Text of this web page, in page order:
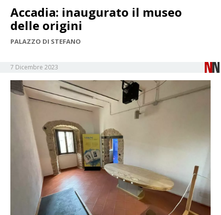
Accadia: inaugurato il museo
delle origini
PALAZZO DI STEFANO
7 Dicembre 2023